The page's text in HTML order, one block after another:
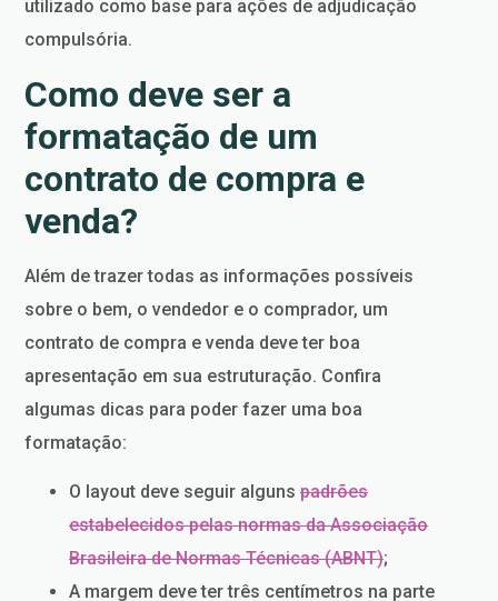
utilizado como base para ações de adjudicação
compulsória.
Como deve ser a
formatação de um
contrato de compra e
venda?
Além de trazer todas as informações possíveis
sobre o bem, o vendedor e o comprador, um
contrato de compra e venda deve ter boa
apresentação em sua estruturação. Confira
algumas dicas para poder fazer uma boa
formatação:
O layout deve seguir alguns padrões
estabelecidos pelas normas da Associação
Brasileira de Normas Técnicas (ABNT);
A margem deve ter três centímetros na parte